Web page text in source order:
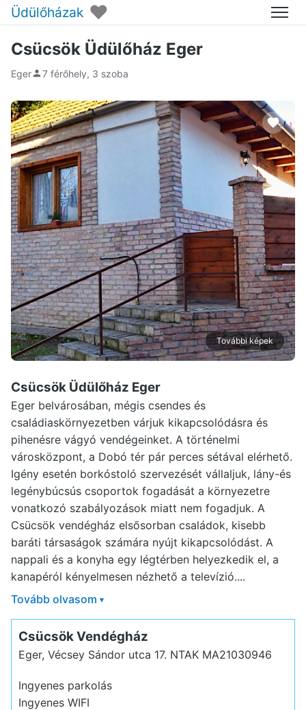
Üdülőházak ♥ Menü
Csücsök Üdülőház Eger
Eger 7 férőhely, 3 szoba
További képek
Csücsök Üdülőház Eger
Eger belvárosában, mégis csendes és
családiaskörnyezetben várjuk kikapcsolódásra és
pihenésre vágyó vendégeinket. A történelmi
városközpont, a Dobó tér pár perces sétával elérhető.
Igény esetén borkóstoló szervezését vállaljuk, lány-és
legénybúcsús csoportok fogadását a környezetre
vonatkozó szabályozások miatt nem fogadjuk. A
Csücsök vendégház elsősorban családok, kisebb
baráti társaságok számára nyújt kikapcsolódást. A
nappali és a konyha egy légtérben helyezkedik el, a
kanapéról kényelmesen nézhető a televízió....
Tovább olvasom ▾
Csücsök Vendégház
Eger, Vécsey Sándor utca 17. NTAK MA21030946
Ingyenes parkolás
Ingyenes WIFI